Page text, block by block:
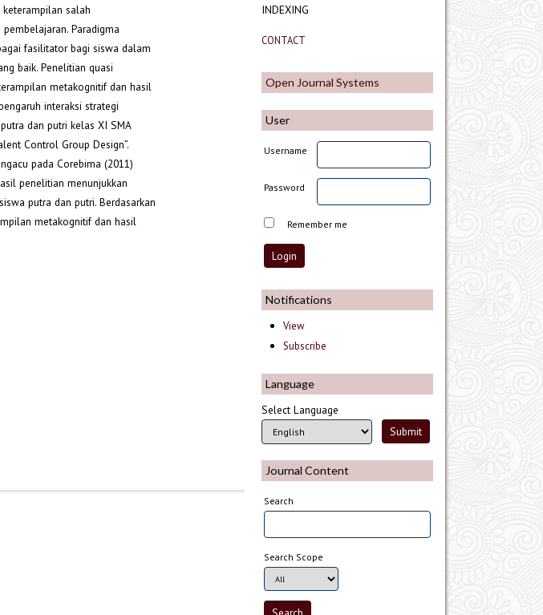
INDEXING
CONTACT
Open Journal Systems
User
Username
Password
Remember me
Notifications
View
Subscribe
Language
Select Language
Journal Content
Search
Search Scope
salah
Paradigma
fasilitator bagi siswa dalam
baik. Penelitian quasi
metakognitif dan hasil
interaksi strategi
dan putri kelas XI SMA
Control Group Design”.
pada Corebima (2011)
penelitian menunjukkan
putra dan putri. Berdasarkan
metakognitif dan hasil